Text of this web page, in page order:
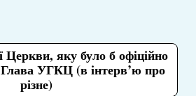
яку було б офіційно
Глава УГКЦ (в інтерв’ю про
різне)